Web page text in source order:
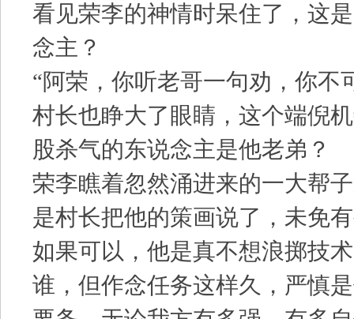
看见荣李的神情时呆住了，这
念主？
“阿荣，你听老哥一句劝，你
村长也睁大了眼睛，这个端倪
股杀气的东说念主是他老弟？
荣李瞧着忽然涌进来的一大帮
是村长把他的策画说了，未免
如果可以，他是真不想浪掷技
谁，但作念任务这样久，严慎